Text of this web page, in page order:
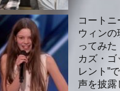
コートニ
ウィンの
ってみた
カズ・ゴ
レント”
声を披露